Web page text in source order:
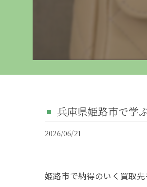
兵庫県姫路市で学
2026/06/21
姫路市で納得のいく買取